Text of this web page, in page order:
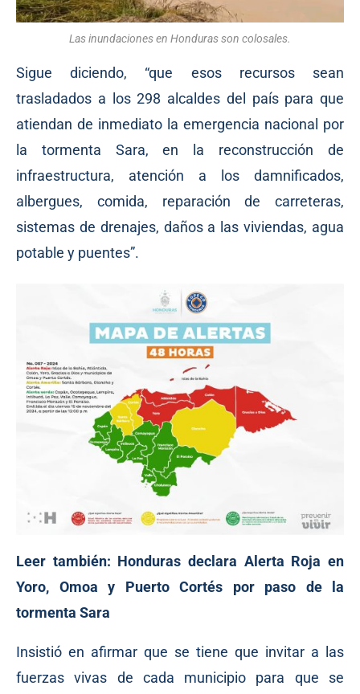
Las inundaciones en Honduras son colosales.
Sigue diciendo, “que esos recursos sean
trasladados a los 298 alcaldes del país para que
atiendan de inmediato la emergencia nacional por
la tormenta Sara, en la reconstrucción de
infraestructura, atención a los damnificados,
albergues, comida, reparación de carreteras,
sistemas de drenajes, daños a las viviendas, agua
potable y puentes”.
Leer también: Honduras declara Alerta Roja en
Yoro, Omoa y Puerto Cortés por paso de la
tormenta Sara
Insistió en afirmar que se tiene que invitar a las
fuerzas vivas de cada municipio para que se